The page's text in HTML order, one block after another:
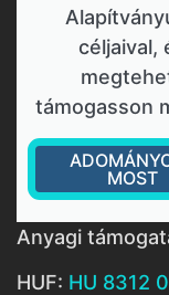
céljaival,
támogasson
MOST
Anyagi
HUF: HU 8312